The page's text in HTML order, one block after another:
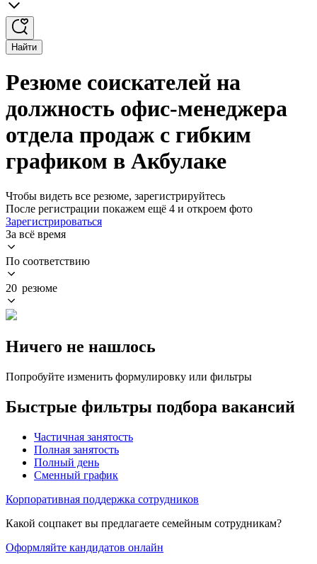
Найти
Резюме соискателей на
должность офис-менеджера
отдела продаж с гибким
графиком в Акбулаке
Чтобы видеть все резюме, зарегистрируйтесь
После регистрации покажем ещё 4 и откроем фото
Зарегистрироваться
За всё время
По соответствию
20 резюме
Ничего не нашлось
Попробуйте изменить формулировку или фильтры
Быстрые фильтры подбора вакансий
Частичная занятость
Полная занятость
Полный день
Сменный график
Корпоративная поддержка сотрудников
Какой соцпакет вы предлагаете семейным сотрудникам?
Оформляйте кандидатов онлайн